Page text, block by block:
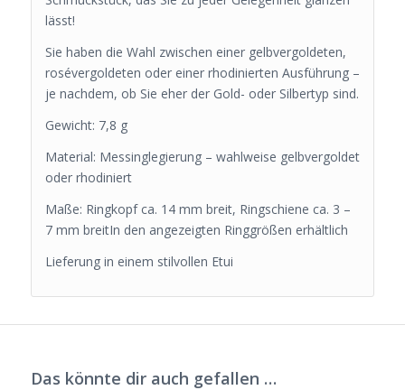
lässt!
Sie haben die Wahl zwischen einer gelbvergoldeten,
rosévergoldeten oder einer rhodinierten Ausführung –
je nachdem, ob Sie eher der Gold- oder Silbertyp sind.
Gewicht: 7,8 g
Material: Messinglegierung – wahlweise gelbvergoldet
oder rhodiniert
Maße: Ringkopf ca. 14 mm breit, Ringschiene ca. 3 –
7 mm breitIn den angezeigten Ringgrößen erhältlich
Lieferung in einem stilvollen Etui
Das könnte dir auch gefallen …